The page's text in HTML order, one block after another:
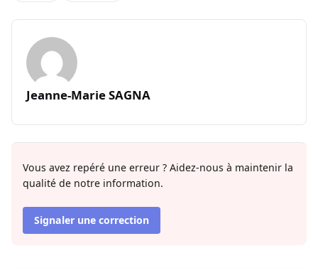
Jeanne-Marie SAGNA
Vous avez repéré une erreur ? Aidez-nous à maintenir la
qualité de notre information.
Signaler une correction